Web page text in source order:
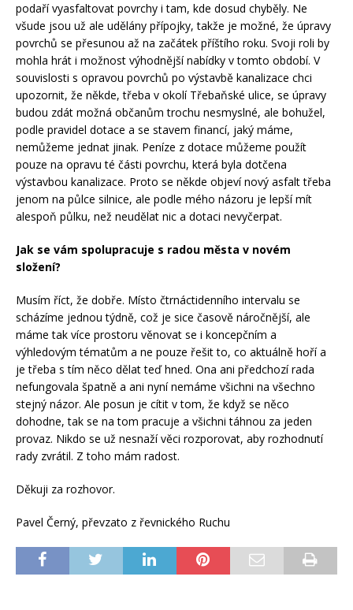
podaří vyasfaltovat povrchy i tam, kde dosud chyběly. Ne
všude jsou už ale udělány přípojky, takže je možné, že úpravy
povrchů se přesunou až na začátek příštího roku. Svoji roli by
mohla hrát i možnost výhodnější nabídky v tomto období. V
souvislosti s opravou povrchů po výstavbě kanalizace chci
upozornit, že někde, třeba v okolí Třebaňské ulice, se úpravy
budou zdát možná občanům trochu nesmyslné, ale bohužel,
podle pravidel dotace a se stavem financí, jaký máme,
nemůžeme jednat jinak. Peníze z dotace můžeme použít
pouze na opravu té části povrchu, která byla dotčena
výstavbou kanalizace. Proto se někde objeví nový asfalt třeba
jenom na půlce silnice, ale podle mého názoru je lepší mít
alespoň půlku, než neudělat nic a dotaci nevyčerpat.
Jak se vám spolupracuje s radou města v novém
složení?
Musím říct, že dobře. Místo čtrnáctidenního intervalu se
scházíme jednou týdně, což je sice časově náročnější, ale
máme tak více prostoru věnovat se i koncepčním a
výhledovým tématům a ne pouze řešit to, co aktuálně hoří a
je třeba s tím něco dělat teď hned. Ona ani předchozí rada
nefungovala špatně a ani nyní nemáme všichni na všechno
stejný názor. Ale posun je cítit v tom, že když se něco
dohodne, tak se na tom pracuje a všichni táhnou za jeden
provaz. Nikdo se už nesnaží věci rozporovat, aby rozhodnutí
rady zvrátil. Z toho mám radost.
Děkuji za rozhovor.
Pavel Černý, převzato z řevnického Ruchu